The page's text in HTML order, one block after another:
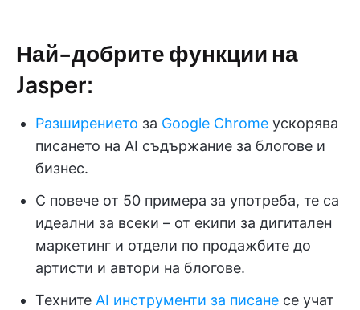
Най-добрите функции на
Jasper:
Разширението за Google Chrome ускорява
писането на AI съдържание за блогове и
бизнес.
С повече от 50 примера за употреба, те са
идеални за всеки – от екипи за дигитален
маркетинг и отдели по продажбите до
артисти и автори на блогове.
Техните AI инструменти за писане се учат